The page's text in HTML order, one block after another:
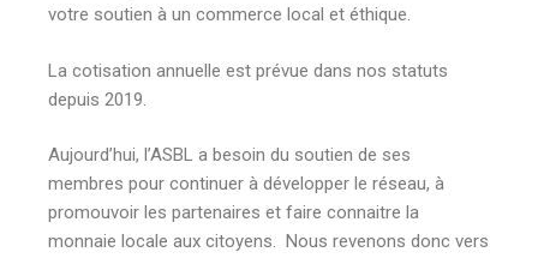
votre soutien à un commerce local et éthique.
La cotisation annuelle est prévue dans nos statuts
depuis 2019.
Aujourd’hui, l’ASBL a besoin du soutien de ses
membres pour continuer à développer le réseau, à
promouvoir les partenaires et faire connaitre la
monnaie locale aux citoyens. Nous revenons donc vers